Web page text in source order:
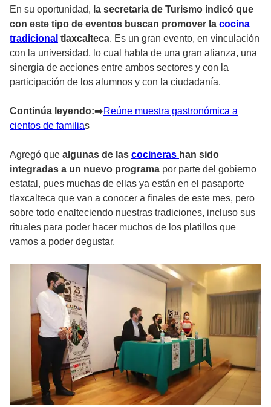
En su oportunidad, la secretaria de Turismo indicó que
con este tipo de eventos buscan promover la cocina
tradicional tlaxcalteca. Es un gran evento, en vinculación
con la universidad, lo cual habla de una gran alianza, una
sinergia de acciones entre ambos sectores y con la
participación de los alumnos y con la ciudadanía.
Continúa leyendo:➡️Reúne muestra gastronómica a
cientos de familias
Agregó que algunas de las cocineras han sido
integradas a un nuevo programa por parte del gobierno
estatal, pues muchas de ellas ya están en el pasaporte
tlaxcalteca que van a conocer a finales de este mes, pero
sobre todo enalteciendo nuestras tradiciones, incluso sus
rituales para poder hacer muchos de los platillos que
vamos a poder degustar.